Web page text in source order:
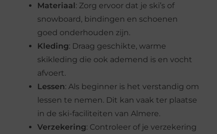
Materiaal: Zorg ervoor dat je ski’s of
snowboard, bindingen en schoenen
goed onderhouden zijn.
Kleding: Draag geschikte, warme
skikleding die ook ademend is en vocht
afvoert.
Lessen: Als beginner is het verstandig om
lessen te nemen. Dit kan vaak ter plaatse
in de ski-faciliteiten van Almere.
Verzekering: Controleer of je verzekering